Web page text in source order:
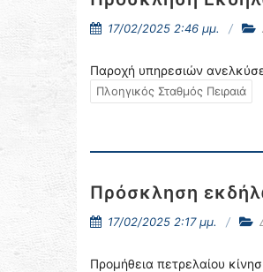
17/02/2025 2:46 μμ.
Παροχή υπηρεσιών
Πλοηγικός Σταθμός Πειραιά
Πρόσκληση
17/02/2025 2:17 μμ.
Προμήθεια πετρελαίου